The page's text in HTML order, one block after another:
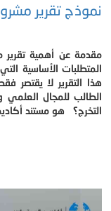
نموذج تقرير
مقدمة عن أهمية تقرير
المتطلبات الأساسية
هذا التقرير لا
الطالب للمجال
التخرج؟ هو مستند